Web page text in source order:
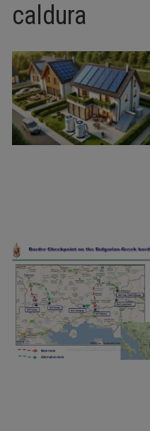
două
5
6
caldura